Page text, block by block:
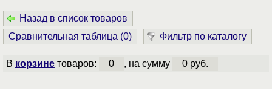
Назад в список товаров
Сравнительная таблица (0) Фильтр по каталогу
В корзинетоваров: 0 , на сумму 0 руб.